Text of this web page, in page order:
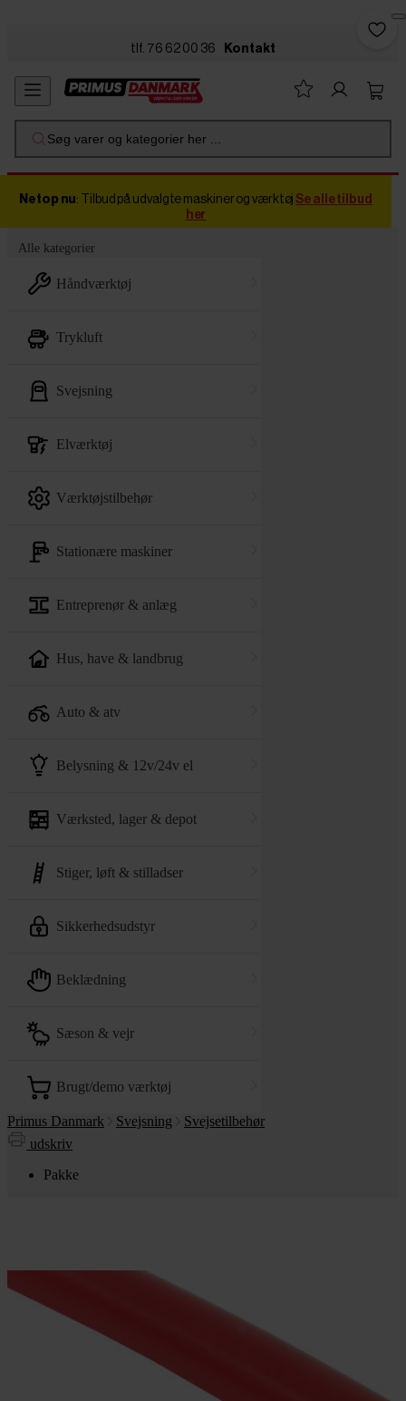
tlf. 76 62 00 36 Kontakt
Søg varer og kategorier her ...
Netop nu: Tilbud på udvalgte maskiner og værktøj Se alle tilbud
her
Alle kategorier
håndværktøj
trykluft
svejsning
elværktøj
værktøjstilbehør
stationære maskiner
entreprenør & anlæg
hus, have & landbrug
auto & atv
belysning & 12v/24v el
værksted, lager & depot
stiger, løft & stilladser
sikkerhedsudstyr
beklædning
sæson & vejr
brugt/demo værktøj
Primus Danmark Svejsning
Svejsetilbehør
udskriv
Pakke